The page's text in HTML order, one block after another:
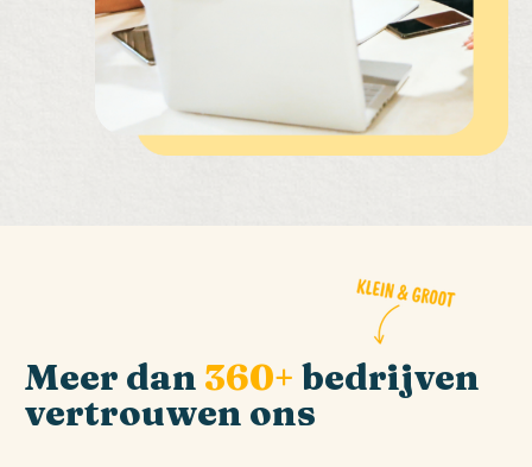
Meer dan 360+ bedrijven
vertrouwen ons